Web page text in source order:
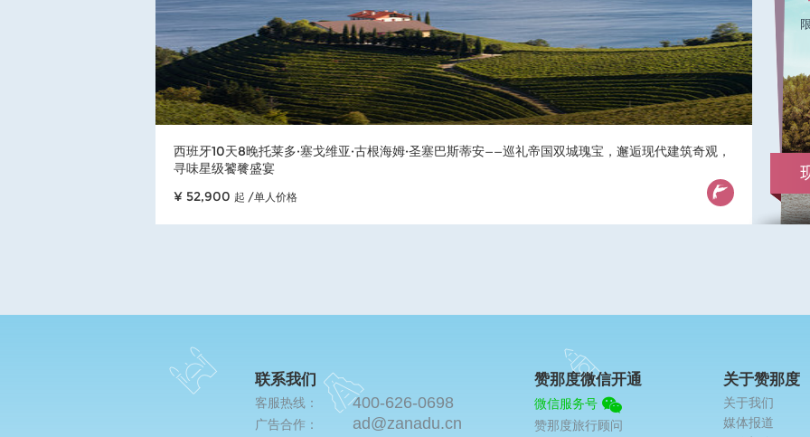
西班牙10天8晚托莱多·塞戈维亚·古根海姆·圣塞巴斯蒂安——巡礼帝国双城瑰宝，邂逅现代建筑奇观，
寻味星级饕餮盛宴
¥ 52,900 起 /单人价格
联系我们
客服热线： 400-626-0698
广告合作： ad@zanadu.cn
赞那度微信开通
微信服务号
赞那度旅行顾问
关于赞那度
关于我们
媒体报道